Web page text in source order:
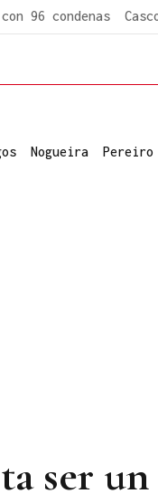
96 condenas
Nogueira Pereiro
ser